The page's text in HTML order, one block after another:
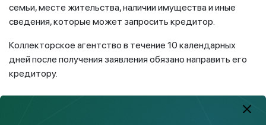
семьи, месте жительства, наличии имущества и иные
сведения, которые может запросить кредитор.
Коллекторское агентство в течение 10 календарных
дней после получения заявления обязано направить его
кредитору.